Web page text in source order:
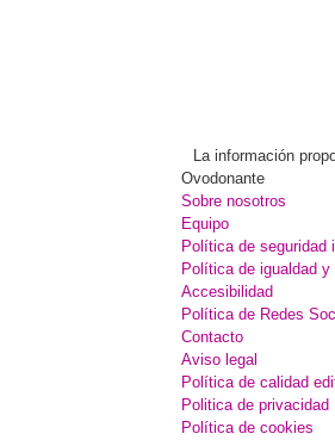
La información
Ovodonante
Sobre nosotros
Equipo
Política de seguridad
Política de igualdad y
Accesibilidad
Política de Redes
Contacto
Aviso legal
Política de calidad
Politica de privacidad
Política de cookies